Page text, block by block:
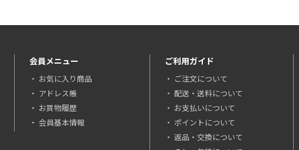
会員メニュー
お気に入り商品
アドレス帳
お買物履歴
会員基本情報
ご利用ガイド
ご注文について
配送・送料について
お支払いについて
ポイントについて
返品・交換について